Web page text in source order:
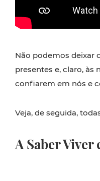
Não podemos deixar
presentes e, claro, às
confiarem em nós e
Veja, de seguida,
A Saber Viver